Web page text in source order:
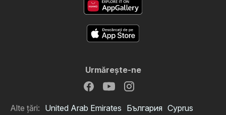
Urmăreşte-ne
Alte țări: United Arab Emirates България Cyprus